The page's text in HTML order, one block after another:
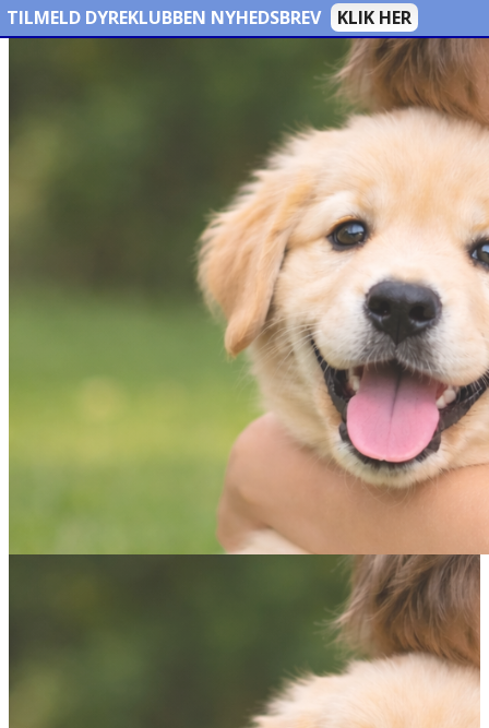
TILMELD DYREKLUBBEN NYHEDSBREV KLIK HER